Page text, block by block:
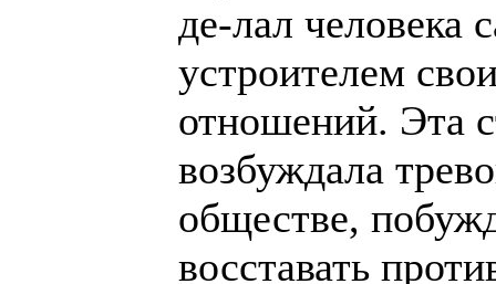
де-лал человека
устроителем
отношений. Эта
возбуждала
обществе,
восставать